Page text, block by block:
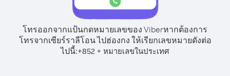
โทรออกจากแป้นกดหมายเลขของ Viberหากต้องการ
โทรจากเซียร์ราลีโอน ไปฮ่องกง ให้เรียกเลขหมายดังต่อ
ไปนี้:+852 + หมายเลขในประเทศ